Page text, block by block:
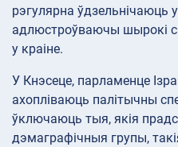
рэгулярна ўдзельнічаюць
адлюстроўваючы шырокі
у краіне.
У Кнэсеце, парламенце
ахопліваюць палітычны
ўключаюць тыя, якія
дэмаграфічныя групы,